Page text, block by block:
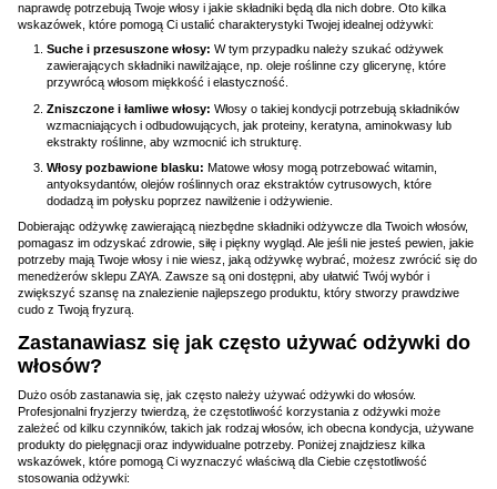
naprawdę potrzebują Twoje włosy i jakie składniki będą dla nich dobre. Oto kilka
wskazówek, które pomogą Ci ustalić charakterystyki Twojej idealnej odżywki:
Suche i przesuszone włosy: W tym przypadku należy szukać odżywek
zawierających składniki nawilżające, np. oleje roślinne czy glicerynę, które
przywrócą włosom miękkość i elastyczność.
Zniszczone i łamliwe włosy: Włosy o takiej kondycji potrzebują składników
wzmacniających i odbudowujących, jak proteiny, keratyna, aminokwasy lub
ekstrakty roślinne, aby wzmocnić ich strukturę.
Włosy pozbawione blasku: Matowe włosy mogą potrzebować witamin,
antyoksydantów, olejów roślinnych oraz ekstraktów cytrusowych, które
dodadzą im połysku poprzez nawilżenie i odżywienie.
Dobierając odżywkę zawierającą niezbędne składniki odżywcze dla Twoich włosów,
pomagasz im odzyskać zdrowie, siłę i piękny wygląd. Ale jeśli nie jesteś pewien, jakie
potrzeby mają Twoje włosy i nie wiesz, jaką odżywkę wybrać, możesz zwrócić się do
menedżerów sklepu ZAYA. Zawsze są oni dostępni, aby ułatwić Twój wybór i
zwiększyć szansę na znalezienie najlepszego produktu, który stworzy prawdziwe
cudo z Twoją fryzurą.
Zastanawiasz się jak często używać odżywki do
włosów?
Dużo osób zastanawia się, jak często należy używać odżywki do włosów.
Profesjonalni fryzjerzy twierdzą, że częstotliwość korzystania z odżywki może
zależeć od kilku czynników, takich jak rodzaj włosów, ich obecna kondycja, używane
produkty do pielęgnacji oraz indywidualne potrzeby. Poniżej znajdziesz kilka
wskazówek, które pomogą Ci wyznaczyć właściwą dla Ciebie częstotliwość
stosowania odżywki: